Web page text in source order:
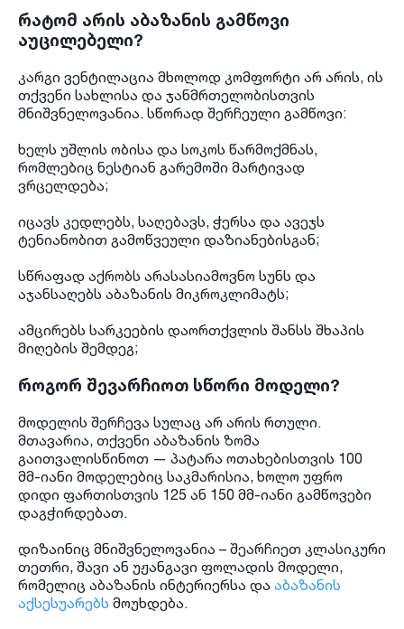
რატომ არის აბაზანის გამწოვი
აუცილებელი?
კარგი ვენტილაცია მხოლოდ კომფორტი არ არის, ის
თქვენი სახლისა და ჯანმრთელობისთვის
მნიშვნელოვანია. სწორად შერჩეული გამწოვი:
ხელს უშლის ობისა და სოკოს წარმოქმნას,
რომლებიც ნესტიან გარემოში მარტივად
ვრცელდება;
იცავს კედლებს, საღებავს, ჭერსა და ავეჯს
ტენიანობით გამოწვეული დაზიანებისგან;
სწრაფად აქრობს არასასიამოვნო სუნს და
აჯანსაღებს აბაზანის მიკროკლიმატს;
ამცირებს სარკეების დაორთქვლის შანსს შხაპის
მიღების შემდეგ;
როგორ შევარჩიოთ სწორი მოდელი?
მოდელის შერჩევა სულაც არ არის რთული.
მთავარია, თქვენი აბაზანის ზომა
გაითვალისწინოთ — პატარა ოთახებისთვის 100
მმ-იანი მოდელებიც საკმარისია, ხოლო უფრო
დიდი ფართისთვის 125 ან 150 მმ-იანი გამწოვები
დაგჭირდებათ.
დიზაინიც მნიშვნელოვანია – შეარჩიეთ კლასიკური
თეთრი, შავი ან უჟანგავი ფოლადის მოდელი,
რომელიც აბაზანის ინტერიერსა და აბაზანის
აქსესუარებს მოუხდება.